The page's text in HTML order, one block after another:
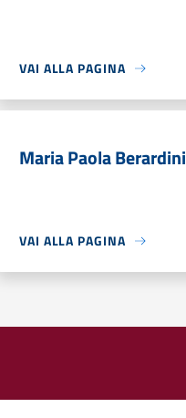
VAI ALLA PAGINA
Maria Paola Berardini
VAI ALLA PAGINA